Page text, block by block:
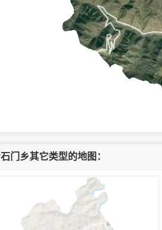
门乡其它类型的地图：